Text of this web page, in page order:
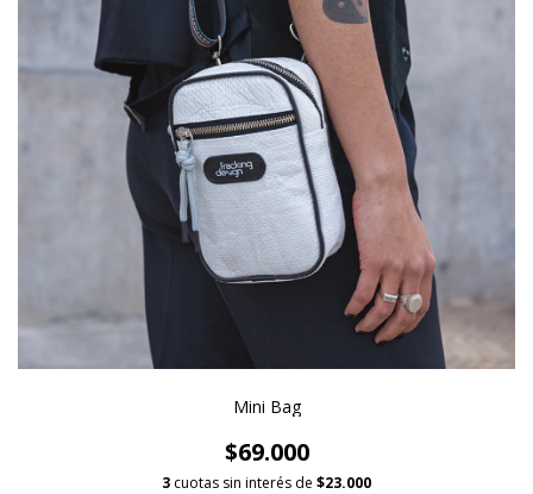
Mini Bag
$69.000
3 cuotas sin interés de $23.000